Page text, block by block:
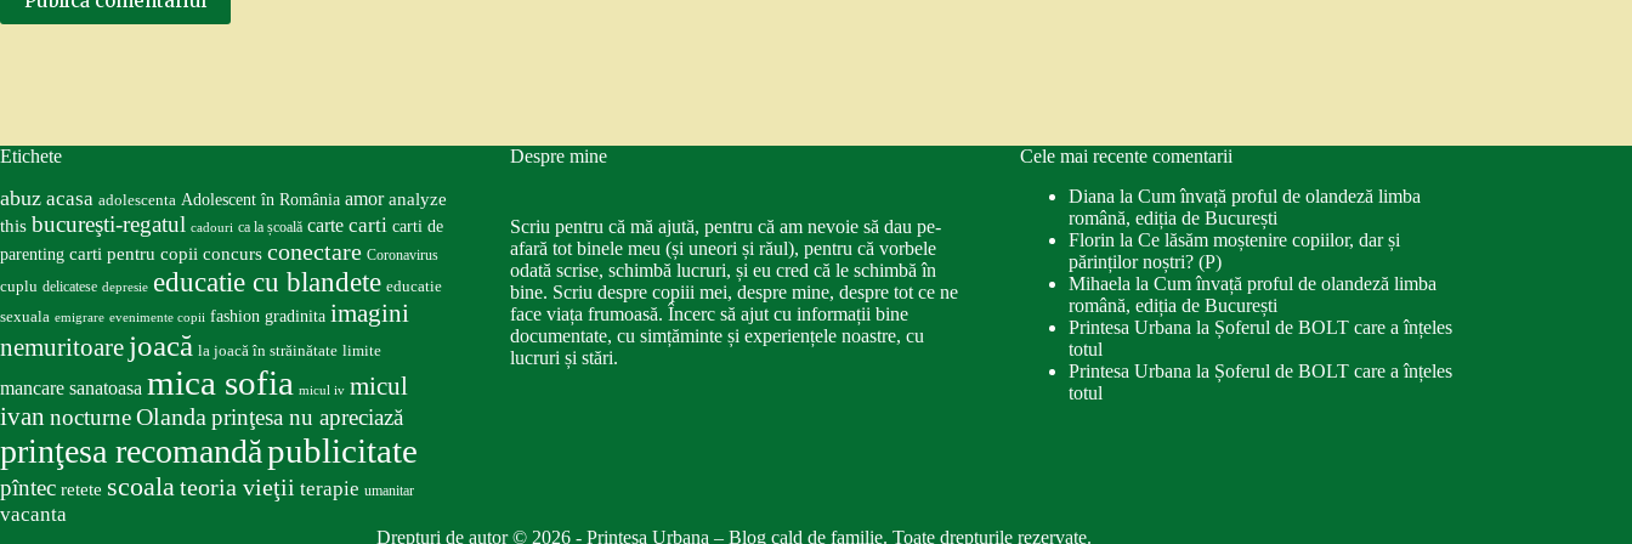
Etichete
abuz acasa adolescenta Adolescent în România amor analyze
this bucureşti-regatul cadouri ca la școală carte carti carti de
parenting carti pentru copii concurs conectare Coronavirus
cuplu delicatese depresie educatie cu blandete educatie
sexuala emigrare evenimente copii fashion gradinita imagini
nemuritoare joacă la joacă în străinătate limite
mancare sanatoasa mica sofia micul iv micul
ivan nocturneOlanda prinţesa nu apreciază
prinţesa recomandăpublicitate
pîntec retete scoalateoria vieţii terapie umanitar
vacanta
Despre mine
Scriu pentru că mă ajută, pentru că am nevoie să dau pe-
afară tot binele meu (și uneori și răul), pentru că vorbele
odată scrise, schimbă lucruri, și eu cred că le schimbă în
bine. Scriu despre copiii mei, despre mine, despre tot ce ne
face viața frumoasă. Încerc să ajut cu informații bine
documentate, cu simțăminte și experiențele noastre, cu
lucruri și stări.
Cele mai recente comentarii
Diana la Cum învață proful de olandeză limba
română, ediția de București
Florin la Ce lăsăm moștenire copiilor, dar și
părinților noștri? (P)
Mihaela la Cum învață proful de olandeză limba
română, ediția de București
Printesa Urbana la Șoferul de BOLT care a înțeles
totul
Printesa Urbana la Șoferul de BOLT care a înțeles
totul
Drepturi de autor © 2026 - Printesa Urbana – Blog cald de familie. Toate drepturile rezervate.